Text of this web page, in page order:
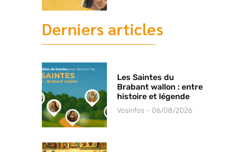
Derniers articles
Les Saintes du
Brabant wallon : entre
histoire et légende
Vosinfos 06/08/2026